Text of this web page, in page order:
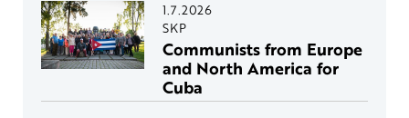
1.7.2026
SKP
Communists from Europe
and North America for
Cuba